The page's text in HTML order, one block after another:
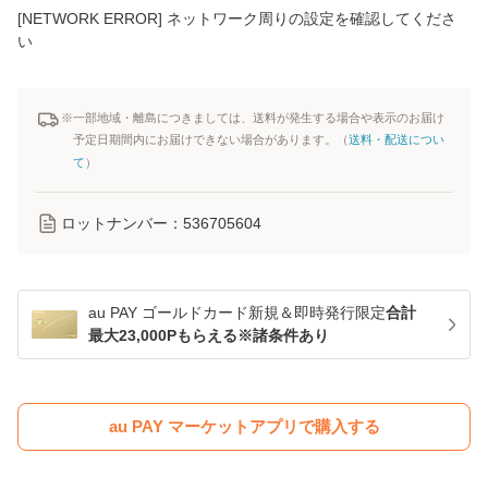
[NETWORK ERROR] ネットワーク周りの設定を確認してくださ
い
※一部地域・離島につきましては、送料が発生する場合や表示のお届け
予定日期間内にお届けできない場合があります。（送料・配送につい
て ）
ロットナンバー： 536705604
au PAY ゴールドカード新規＆即時発行限定合計
最大23,000Pもらえる※諸条件あり
au PAY マーケットアプリで購入する